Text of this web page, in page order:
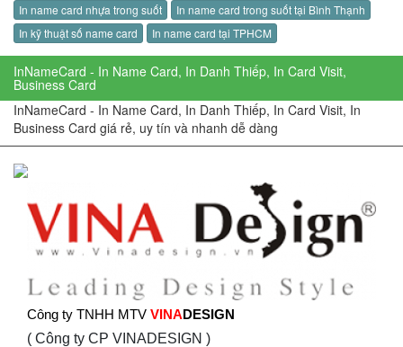
In name card nhựa trong suốt
In name card trong suốt tại Bình Thạnh
In kỹ thuật số name card
In name card tại TPHCM
InNameCard - In Name Card, In Danh Thiếp, In Card Visit,
Business Card
InNameCard - In Name Card, In Danh Thiếp, In Card Visit, In
Business Card giá rẻ, uy tín và nhanh dễ dàng
Công ty TNHH MTV VINADESIGN
( Công ty CP VINADESIGN )